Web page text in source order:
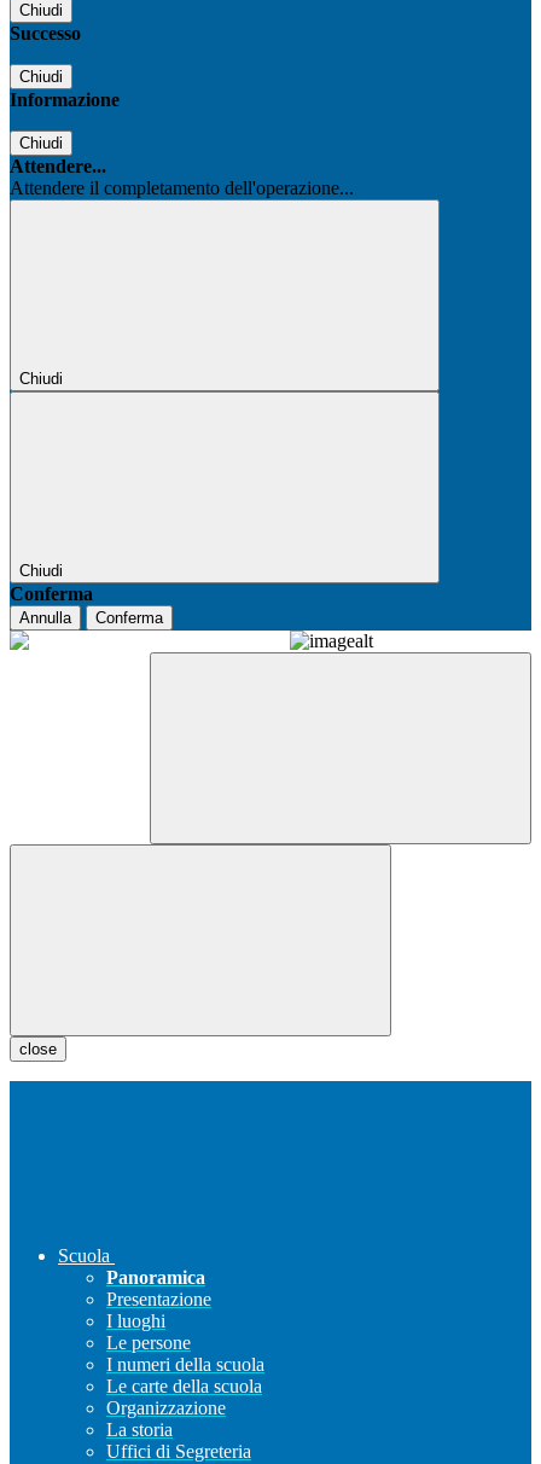
Chiudi
Successo
Chiudi
Informazione
Chiudi
Attendere...
Attendere il completamento dell'operazione...
Chiudi
Chiudi
Conferma
Annulla Conferma
close
Scuola
Panoramica
Presentazione
I luoghi
Le persone
I numeri della scuola
Le carte della scuola
Organizzazione
La storia
Uffici di Segreteria